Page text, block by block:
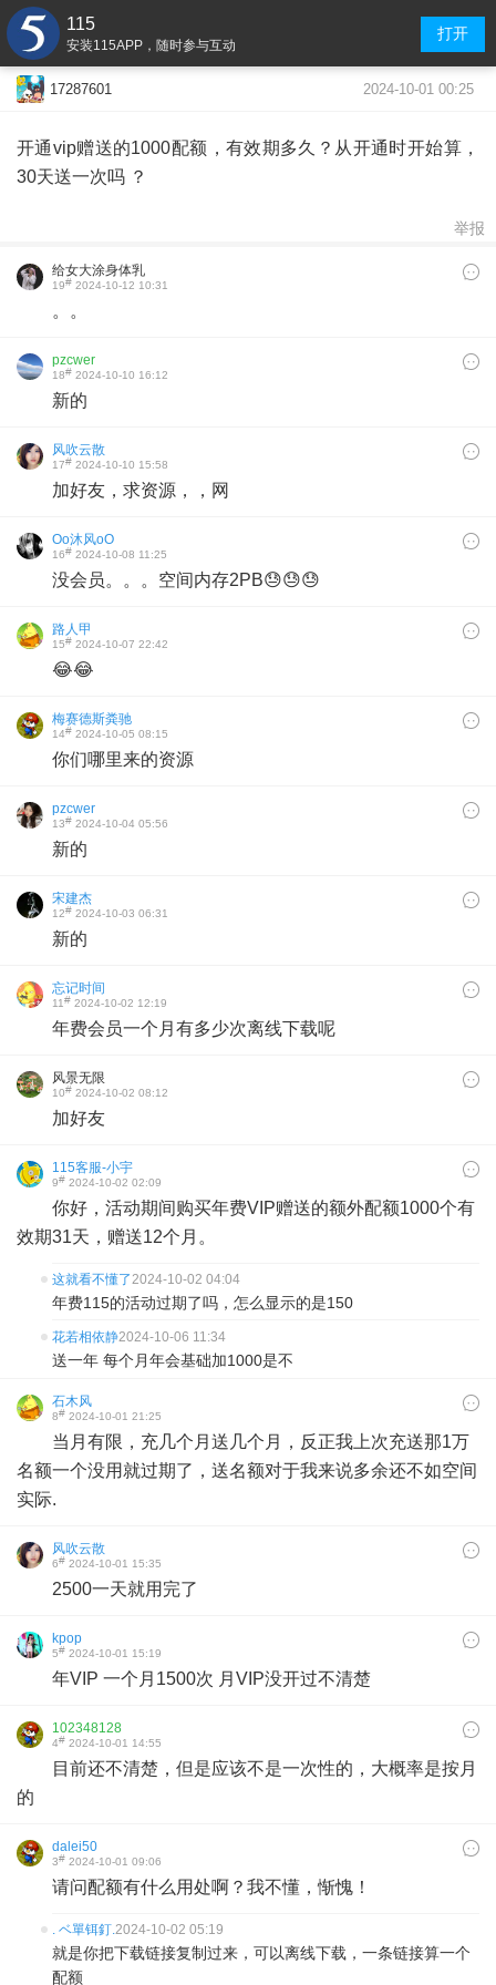
115
安装115APP，随时参与互动
打开
17287601 2024-10-01 00:25
开通vip赠送的1000配额，有效期多久？从开通时开始算，
30天送一次吗 ？
举报
给女大涂身体乳
19# 2024-10-12 10:31
。。
pzcwer
18# 2024-10-10 16:12
新的
风吹云散
17# 2024-10-10 15:58
加好友，求资源，，网
Oo沐风oO
16# 2024-10-08 11:25
没会员。。。空间内存2PB😓😓😓
路人甲
15# 2024-10-07 22:42
😂😂
梅赛德斯粪驰
14# 2024-10-05 08:15
你们哪里来的资源
pzcwer
13# 2024-10-04 05:56
新的
宋建杰
12# 2024-10-03 06:31
新的
忘记时间
11# 2024-10-02 12:19
年费会员一个月有多少次离线下载呢
风景无限
10# 2024-10-02 08:12
加好友
115客服-小宇
9# 2024-10-02 02:09
你好，活动期间购买年费VIP赠送的额外配额1000个有
效期31天，赠送12个月。
这就看不懂了2024-10-02 04:04
年费115的活动过期了吗，怎么显示的是150
花若相依静2024-10-06 11:34
送一年 每个月年会基础加1000是不
石木风
8# 2024-10-01 21:25
当月有限，充几个月送几个月，反正我上次充送那1万
名额一个没用就过期了，送名额对于我来说多余还不如空间
实际.
风吹云散
6# 2024-10-01 15:35
2500一天就用完了
kpop
5# 2024-10-01 15:19
年VIP 一个月1500次 月VIP没开过不清楚
102348128
4# 2024-10-01 14:55
目前还不清楚，但是应该不是一次性的，大概率是按月
的
dalei50
3# 2024-10-01 09:06
请问配额有什么用处啊？我不懂，惭愧！
. ベ單铒釘.2024-10-02 05:19
就是你把下载链接复制过来，可以离线下载，一条链接算一个
配额